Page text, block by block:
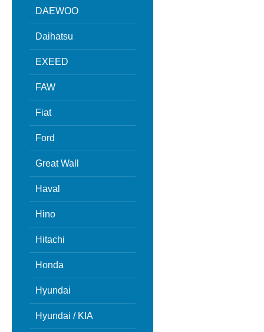
DAEWOO
Daihatsu
EXEED
FAW
Fiat
Ford
Great Wall
Haval
Hino
Hitachi
Honda
Hyundai
Hyundai / KIA